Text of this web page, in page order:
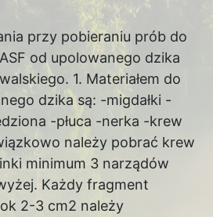
przy pobieraniu prób do
od upolowanego dzika
1. Materiałem do
dzika są: -migdałki -
-płuca -nerka -krew
należy pobrać krew
minimum 3 narządów
Każdy fragment
2-3 cm2 należy